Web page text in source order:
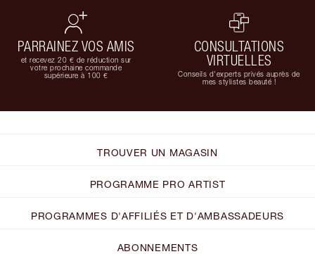
PARRAINEZ VOS AMIS
et recevez 20 € de réduction sur
votre prochaine commande
supérieure à 100 €
CONSULTATIONS
VIRTUELLES
Conseils d'experts privés auprès de
mes stylistes beauté !
TROUVER UN MAGASIN
PROGRAMME PRO ARTIST
PROGRAMMES D'AFFILIÉS ET D'AMBASSADEURS
ABONNEMENTS